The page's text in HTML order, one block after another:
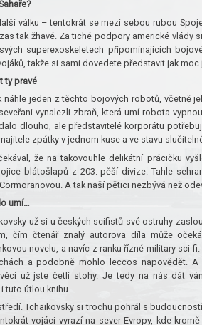
válku – tentokrát se mezi sebou rubou
tak žhavé. Za tiché podpory americké vlády
superexoskeletech připomínajících
takže si sami dovedete představit jak moc
ty pravé
náhle jeden z těchto bojových robotů, včetně
vynalezli zbraň, která umí robota
dlouho, ale představitelé korporátu
zpátky v jednom kuse a ve stavu
že na takovouhle delikátní prácičku
blátošlapů z 203. pěší divize. Tahle
A tak naší pětici nezbývá než
umí…
už si u českých scifistů své ostruhy
čím čtenář znalý autorova díla může
novelu, a navíc z ranku řízné military sci-
a podobně mohlo leccos napovědět.
už jste četli stohy. Je tedy na nás dát
tuto útlou knihu.
Tchaikovsky si trochu pohrál s
vojáci vyrazí na sever Evropy, kde